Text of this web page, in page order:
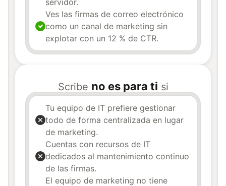
servidor.
Ves las firmas de correo electrónico
como un canal de marketing sin
explotar con un 12 % de CTR.
Scribe no es para ti si
Tu equipo de IT prefiere gestionar
todo de forma centralizada en lugar
de marketing.
Cuentas con recursos de IT
dedicados al mantenimiento continuo
de las firmas.
El equipo de marketing no tiene